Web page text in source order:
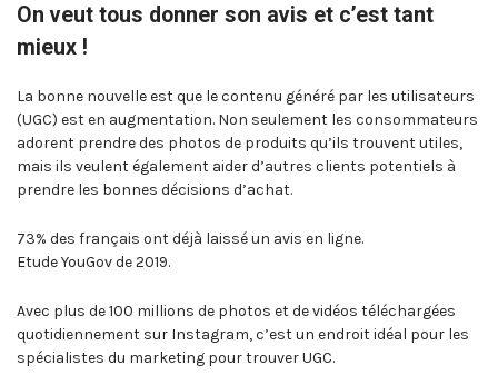
On veut tous donner son avis et c’est tant
mieux !
La bonne nouvelle est que le contenu généré par les utilisateurs
(UGC) est en augmentation. Non seulement les consommateurs
adorent prendre des photos de produits qu’ils trouvent utiles,
mais ils veulent également aider d’autres clients potentiels à
prendre les bonnes décisions d’achat.
73% des français ont déjà laissé un avis en ligne.
Etude YouGov de 2019.
Avec plus de 100 millions de photos et de vidéos téléchargées
quotidiennement sur Instagram, c’est un endroit idéal pour les
spécialistes du marketing pour trouver UGC.